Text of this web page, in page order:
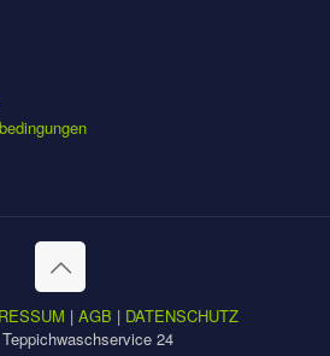
| AGB | DATENSCHUTZ
24